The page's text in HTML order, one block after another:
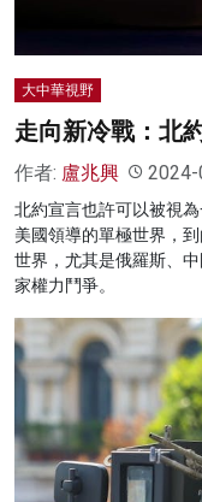
大中華視野
走向新冷戰：北
作者: 盧兆興
北約宣言也許可以被視
美國領導的單極世界，
世界，尤其是俄羅斯、
家權力鬥爭。